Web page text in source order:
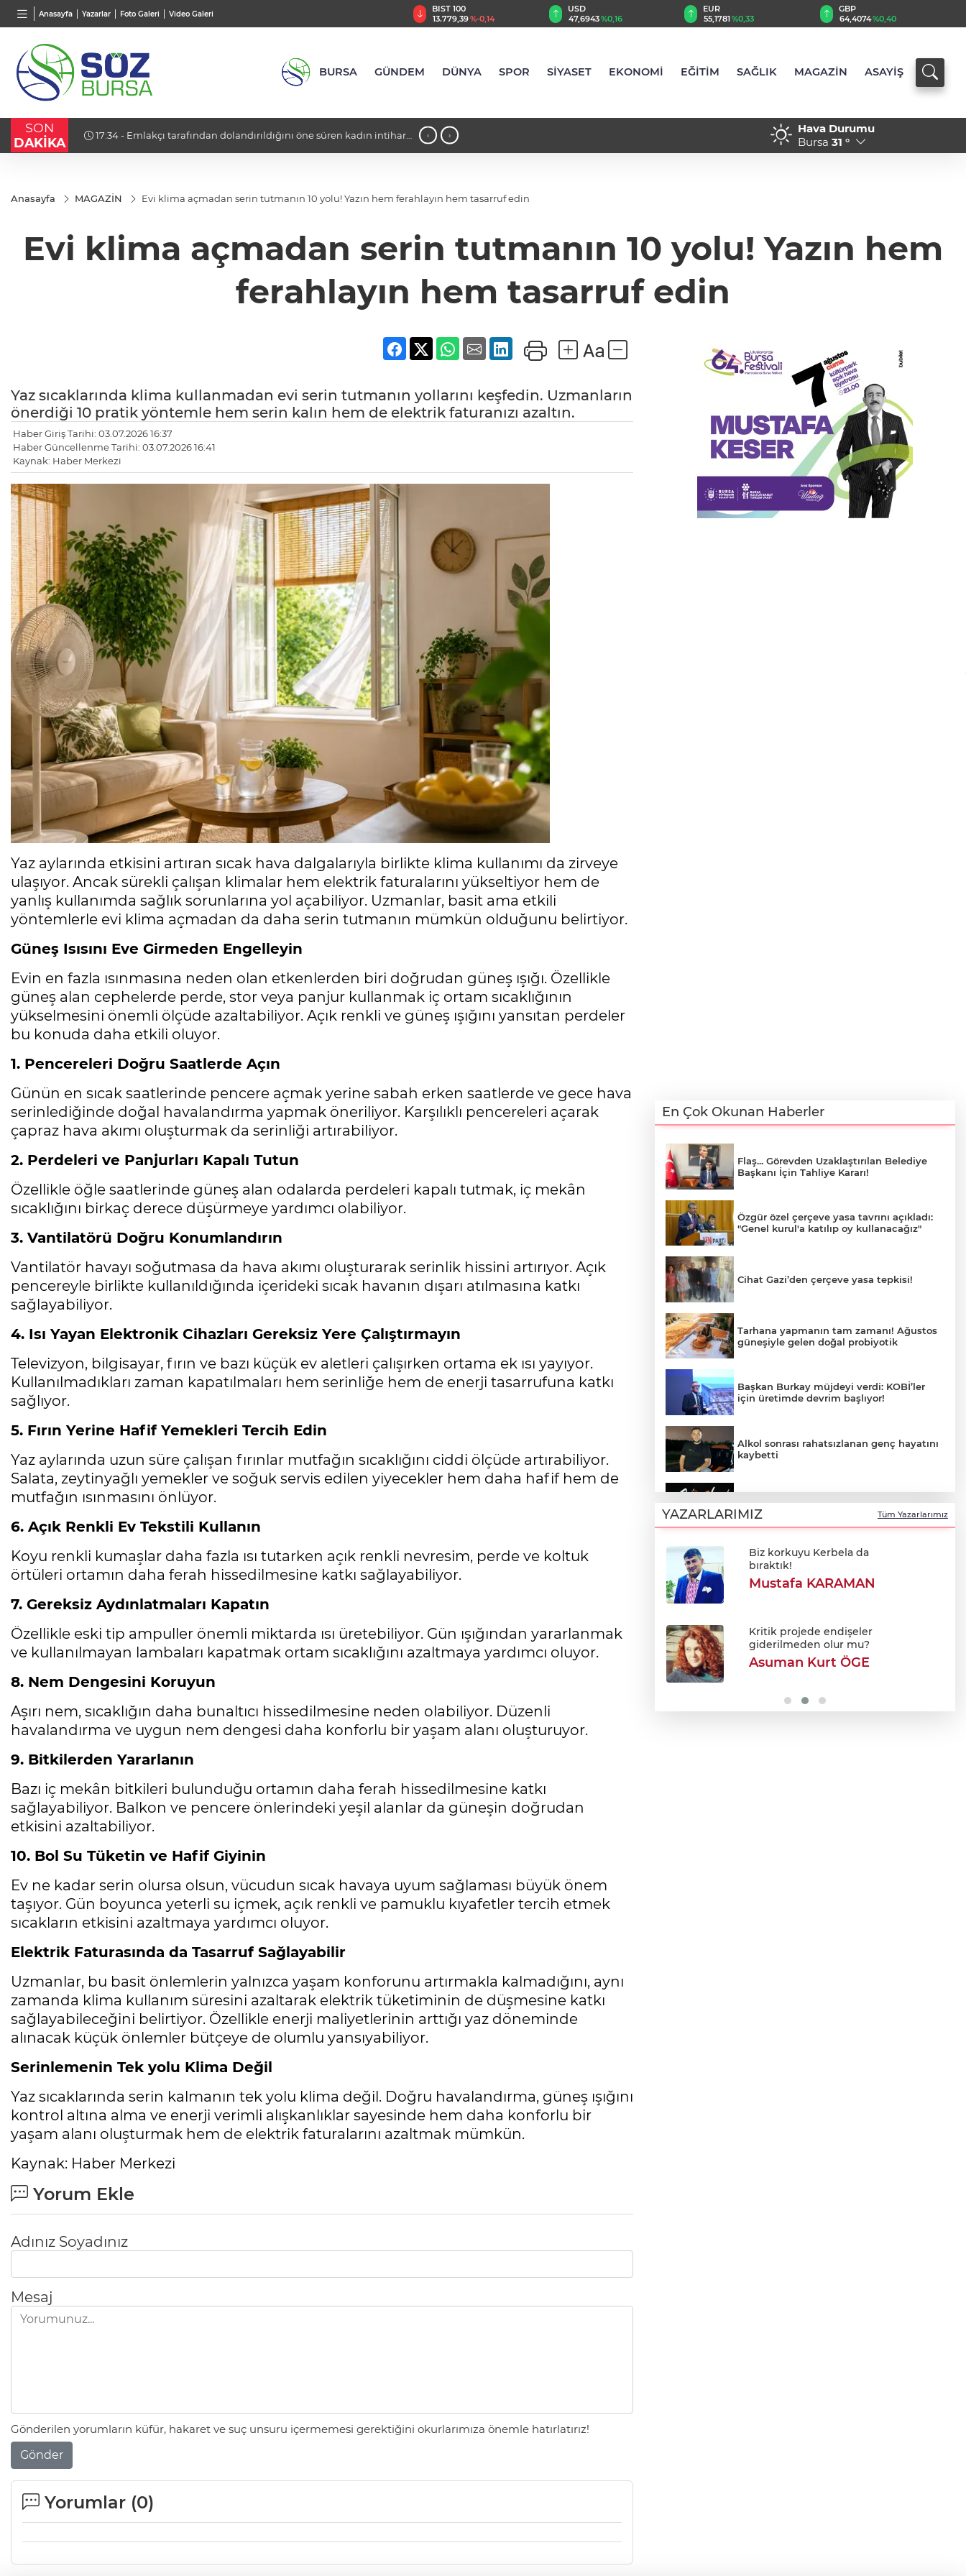
Anasayfa Yazarlar Foto Galeri Video Galeri
BGN
27,9743%-0,22
VND
0,0018%0,41
BIST 100
13.779,39%-0,14
USD
47,6943%0,16
EUR
55,1781%0,33
GBP
64,4074%0,40
BURSA GÜNDEM DÜNYA SPOR SİYASET EKONOMİ EĞİTİM SAĞLIK MAGAZİN ASAYİŞ
SON
DAKİKA
hapsi’ 17:34 - Emlakçı tarafından dolandırıldığını öne süren kadın intihar 17:15 - ‘’Eskişehir'de
‹ ›
Hava Durumu
Bursa 31 °
Anasayfa MAGAZİN Evi klima açmadan serin tutmanın 10 yolu! Yazın hem ferahlayın hem tasarruf edin
Evi klima açmadan serin tutmanın 10 yolu! Yazın hem
ferahlayın hem tasarruf edin
Yaz sıcaklarında klima kullanmadan evi serin tutmanın yollarını keşfedin. Uzmanların
önerdiği 10 pratik yöntemle hem serin kalın hem de elektrik faturanızı azaltın.
Haber Giriş Tarihi: 03.07.2026 16:37
Haber Güncellenme Tarihi: 03.07.2026 16:41
Kaynak: Haber Merkezi
Yaz aylarında etkisini artıran sıcak hava dalgalarıyla birlikte klima kullanımı da zirveye
ulaşıyor. Ancak sürekli çalışan klimalar hem elektrik faturalarını yükseltiyor hem de
yanlış kullanımda sağlık sorunlarına yol açabiliyor. Uzmanlar, basit ama etkili
yöntemlerle evi klima açmadan da daha serin tutmanın mümkün olduğunu belirtiyor.
Güneş Isısını Eve Girmeden Engelleyin
Evin en fazla ısınmasına neden olan etkenlerden biri doğrudan güneş ışığı. Özellikle
güneş alan cephelerde perde, stor veya panjur kullanmak iç ortam sıcaklığının
yükselmesini önemli ölçüde azaltabiliyor. Açık renkli ve güneş ışığını yansıtan perdeler
bu konuda daha etkili oluyor.
1. Pencereleri Doğru Saatlerde Açın
Günün en sıcak saatlerinde pencere açmak yerine sabah erken saatlerde ve gece hava
serinlediğinde doğal havalandırma yapmak öneriliyor. Karşılıklı pencereleri açarak
çapraz hava akımı oluşturmak da serinliği artırabiliyor.
2. Perdeleri ve Panjurları Kapalı Tutun
Özellikle öğle saatlerinde güneş alan odalarda perdeleri kapalı tutmak, iç mekân
sıcaklığını birkaç derece düşürmeye yardımcı olabiliyor.
3. Vantilatörü Doğru Konumlandırın
Vantilatör havayı soğutmasa da hava akımı oluşturarak serinlik hissini artırıyor. Açık
pencereyle birlikte kullanıldığında içerideki sıcak havanın dışarı atılmasına katkı
sağlayabiliyor.
4. Isı Yayan Elektronik Cihazları Gereksiz Yere Çalıştırmayın
Televizyon, bilgisayar, fırın ve bazı küçük ev aletleri çalışırken ortama ek ısı yayıyor.
Kullanılmadıkları zaman kapatılmaları hem serinliğe hem de enerji tasarrufuna katkı
sağlıyor.
5. Fırın Yerine Hafif Yemekleri Tercih Edin
Yaz aylarında uzun süre çalışan fırınlar mutfağın sıcaklığını ciddi ölçüde artırabiliyor.
Salata, zeytinyağlı yemekler ve soğuk servis edilen yiyecekler hem daha hafif hem de
mutfağın ısınmasını önlüyor.
6. Açık Renkli Ev Tekstili Kullanın
Koyu renkli kumaşlar daha fazla ısı tutarken açık renkli nevresim, perde ve koltuk
örtüleri ortamın daha ferah hissedilmesine katkı sağlayabiliyor.
7. Gereksiz Aydınlatmaları Kapatın
Özellikle eski tip ampuller önemli miktarda ısı üretebiliyor. Gün ışığından yararlanmak
ve kullanılmayan lambaları kapatmak ortam sıcaklığını azaltmaya yardımcı oluyor.
8. Nem Dengesini Koruyun
Aşırı nem, sıcaklığın daha bunaltıcı hissedilmesine neden olabiliyor. Düzenli
havalandırma ve uygun nem dengesi daha konforlu bir yaşam alanı oluşturuyor.
9. Bitkilerden Yararlanın
Bazı iç mekân bitkileri bulunduğu ortamın daha ferah hissedilmesine katkı
sağlayabiliyor. Balkon ve pencere önlerindeki yeşil alanlar da güneşin doğrudan
etkisini azaltabiliyor.
10. Bol Su Tüketin ve Hafif Giyinin
Ev ne kadar serin olursa olsun, vücudun sıcak havaya uyum sağlaması büyük önem
taşıyor. Gün boyunca yeterli su içmek, açık renkli ve pamuklu kıyafetler tercih etmek
sıcakların etkisini azaltmaya yardımcı oluyor.
Elektrik Faturasında da Tasarruf Sağlayabilir
Uzmanlar, bu basit önlemlerin yalnızca yaşam konforunu artırmakla kalmadığını, aynı
zamanda klima kullanım süresini azaltarak elektrik tüketiminin de düşmesine katkı
sağlayabileceğini belirtiyor. Özellikle enerji maliyetlerinin arttığı yaz döneminde
alınacak küçük önlemler bütçeye de olumlu yansıyabiliyor.
Serinlemenin Tek yolu Klima Değil
Yaz sıcaklarında serin kalmanın tek yolu klima değil. Doğru havalandırma, güneş ışığını
kontrol altına alma ve enerji verimli alışkanlıklar sayesinde hem daha konforlu bir
yaşam alanı oluşturmak hem de elektrik faturalarını azaltmak mümkün.
Kaynak: Haber Merkezi
Yorum Ekle
Adınız Soyadınız
Mesaj
Gönderilen yorumların küfür, hakaret ve suç unsuru içermemesi gerektiğini okurlarımıza önemle hatırlatırız!
Gönder
Yorumlar (0)
En Çok Okunan Haberler
Flaş... Görevden Uzaklaştırılan Belediye
Başkanı İçin Tahliye Kararı!
Özgür özel çerçeve yasa tavrını açıkladı:
"Genel kurul'a katılıp oy kullanacağız"
Cihat Gazi’den çerçeve yasa tepkisi!
Tarhana yapmanın tam zamanı! Ağustos
güneşiyle gelen doğal probiyotik
Başkan Burkay müjdeyi verdi: KOBİ’ler
için üretimde devrim başlıyor!
Alkol sonrası rahatsızlanan genç hayatını
kaybetti
Festivali'nde sahne aldı!
Müslim Sarı duyurdu: Menderes Belediye
Başkanı İlkay Çiçek disipline sevk edildi
Efkan Ala: "Terörsüz Türkiye süreciyle
YAZARLARIMIZ Tüm Yazarlarımız
Mesele çöp değil, Bursa'nın
geleceği
Sibel BARUTCU
Uğur Ozan Özen
Cihanşümul aptallık!
Abdullah ULUYURT
Gölgelerin anlamı!
İbrahim ÖGE
Biz korkuyu Kerbela da
bıraktık!
Mustafa KARAMAN
Kritik projede endişeler
giderilmeden olur mu?
Asuman Kurt ÖGE